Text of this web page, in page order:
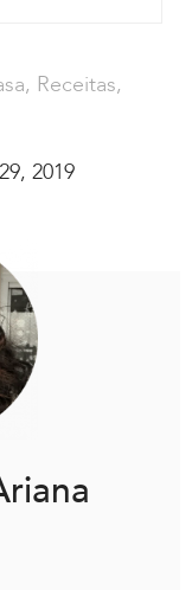
, Receitas,
2019